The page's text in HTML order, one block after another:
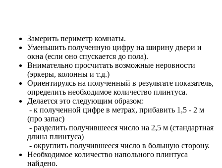
Замерить периметр комнаты.
Уменьшить полученную цифру на ширину двери и
окна (если оно спускается до пола).
Внимательно просчитать возможные неровности
(эркеры, колонны и т.д.)
Ориентируясь на полученный в результате показатель,
определить необходимое количество плинтуса.
Делается это следующим образом:
- к полученной цифре в метрах, прибавить 1,5 - 2 м
(про запас)
- разделить получившееся число на 2,5 м (стандартная
длина плинтуса)
- округлить получившееся число в большую сторону.
Необходимое количество напольного плинтуса
найдено.